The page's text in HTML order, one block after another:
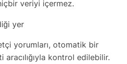
veriyi içermez.
yer
yorumları, otomatik bir
aracılığıyla kontrol edilebilir.